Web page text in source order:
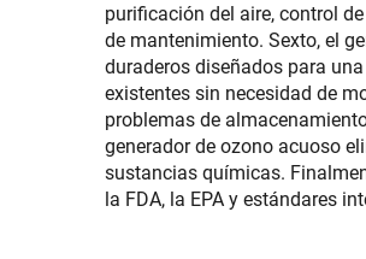
purificación del aire, control
de mantenimiento. Sexto, el
duraderos diseñados para
existentes sin necesidad de
problemas de
generador de ozono acuoso
sustancias químicas.
la FDA, la EPA y estándares